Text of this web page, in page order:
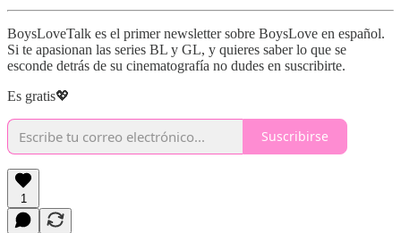
BoysLoveTalk es el primer newsletter sobre BoysLove en español.
Si te apasionan las series BL y GL, y quieres saber lo que se
esconde detrás de su cinematografía no dudes en suscribirte.
Es gratis💖
Suscribirse
1